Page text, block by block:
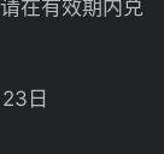
在有效期内兑
日